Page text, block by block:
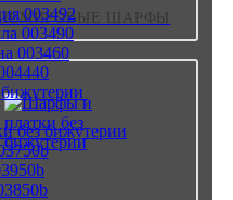
ШАРФЫ
003492
003490
003460
без бижутерии